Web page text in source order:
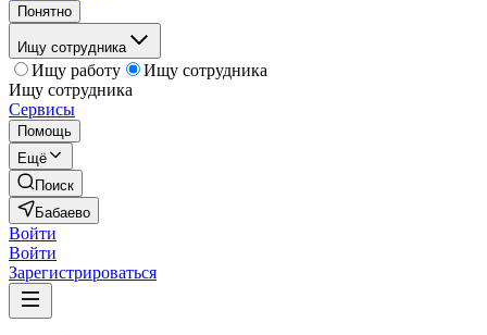
Понятно
Ищу сотрудника
Ищу работу
Ищу сотрудника
Ищу сотрудника
Сервисы
Помощь
Ещё
Поиск
Бабаево
Войти
Войти
Зарегистрироваться